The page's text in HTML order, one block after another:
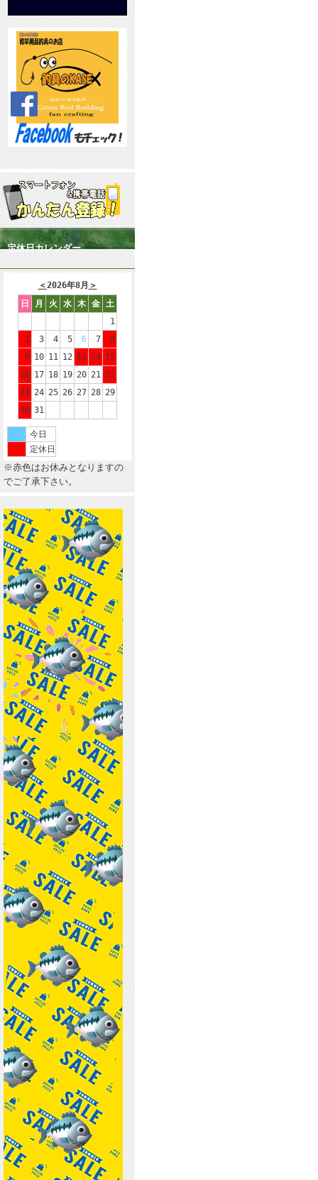
定休日カレンダー
＜2026年8月 ＞
日
月 火 水 木 金
土
1
2
3 4 5 6 7
8
9 10 11 12 13 14 15
16 17 18 19 20 21 22
23 24 25 26 27 28 29
30 31
今日
定休日
※赤色はお休みとなりますの
でご了承下さい。